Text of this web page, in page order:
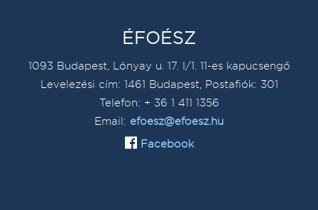
ÉFOÉSZ
1093 Budapest, Lónyay u. 17. I/1. 11-es kapucsengő
Levelezési cím: 1461 Budapest, Postafiók: 301
Telefon: + 36 1 411 1356
Email: efoesz@efoesz.hu
Facebook